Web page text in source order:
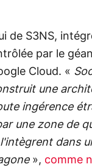
de S3NS,
par le
Cloud. «
une
ingérence
une zone de
dans
», comme